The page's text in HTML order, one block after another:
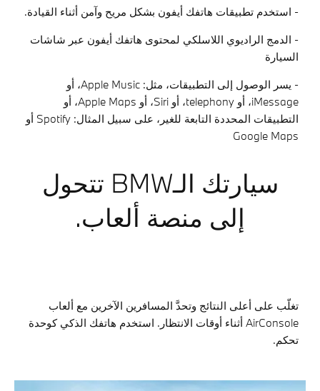
- استخدم تطبيقات هاتفك أيفون بشكل مريح وآمن أثناء القيادة.
- الدمج الراديوي اللاسلكي لمحتوى هاتفك أيفون عبر شاشات
السيارة
- يسر الوصول إلى التطبيقات، مثل: Apple Music، أو
iMessage، أو telephony، أو Siri، أو Apple Maps، أو
التطبيقات المحددة التابعة للغير، على سبيل المثال: Spotify أو
Google Maps
سيارتك الـBMW تتحول
إلى منصة ألعاب.
تغلّب على أعلى النتائج وتحدَّ المسافرين الآخرين مع ألعاب
AirConsole أثناء أوقات الانتظار. استخدم هاتفك الذكي كوحدة
تحكم.